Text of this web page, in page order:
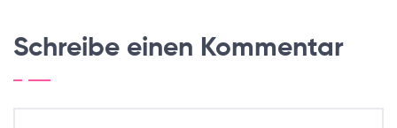
Schreibe einen Kommentar